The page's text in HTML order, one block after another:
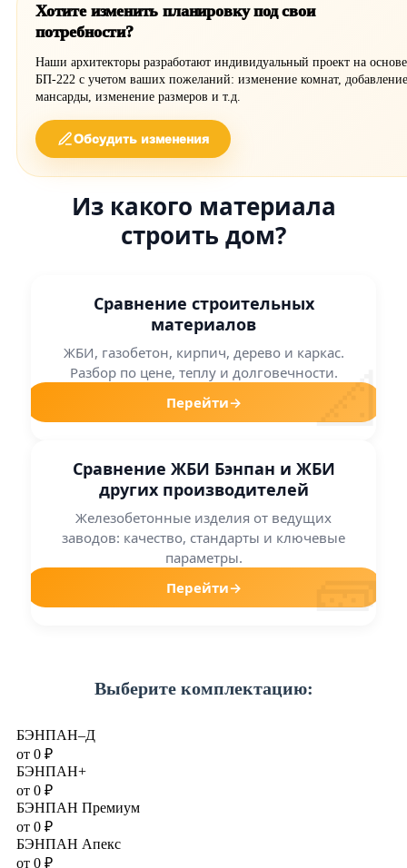
Хотите изменить планировку под свои
потребности?
Наши архитекторы разработают индивидуальный проект на основе
БП-222 с учетом ваших пожеланий: изменение комнат, добавление
мансарды, изменение размеров и т.д.
Обсудить изменения
Из какого материала
строить дом?
Сравнение строительных
материалов
ЖБИ, газобетон, кирпич, дерево и каркас.
Разбор по цене, теплу и долговечности.📐
Перейти→
Сравнение ЖБИ Бэнпан и ЖБИ
других производителей
Железобетонные изделия от ведущих
заводов: качество, стандарты и ключевые
параметры.
🧱
Перейти→
Выберите комплектацию:
БЭНПАН–Д
от 0 ₽
БЭНПАН+
от 0 ₽
БЭНПАН Премиум
от 0 ₽
БЭНПАН Апекс
от 0 ₽